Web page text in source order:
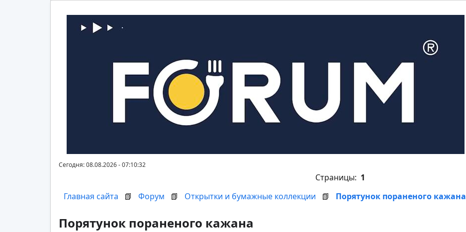
Сегодня: 08.08.2026 - 07:10:32
Страницы: 1
Главная сайта
📗 Форум 📗 Открытки и бумажные коллекции 📗 Порятунок пораненого кажана
Порятунок пораненого кажана